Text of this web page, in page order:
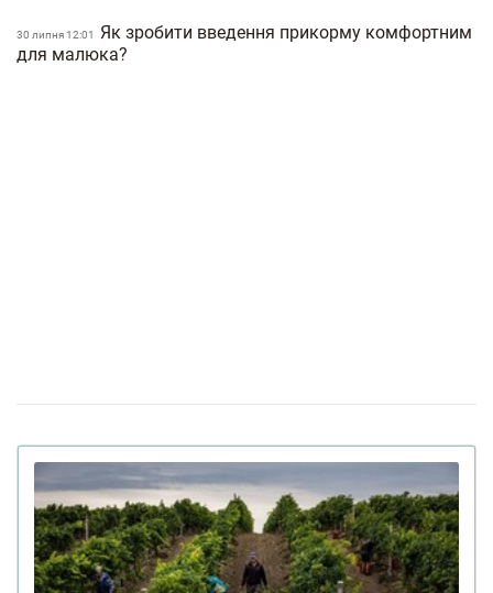
31 серпня 15:53
Український дизайнер вигадав кросівки
Nike, натхненні літаком "Мрія" (фото)
30 липня 12:01
Як зробити введення прикорму комфортним
для малюка?